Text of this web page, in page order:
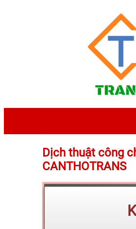
Dịch thuật công
CANTHOTRANS